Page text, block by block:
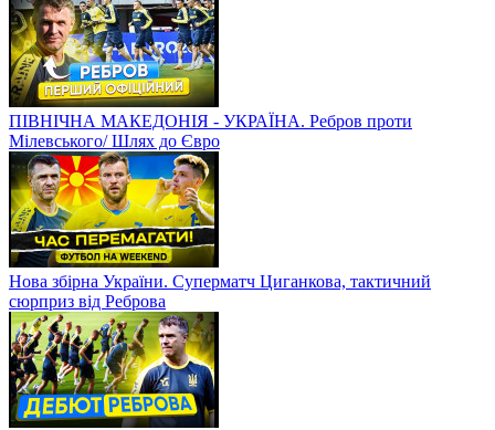
ПІВНІЧНА МАКЕДОНІЯ - УКРАЇНА. Ребров проти
Мілевського/ Шлях до Євро
Нова збірна України. Суперматч Циганкова, тактичний
сюрприз від Реброва